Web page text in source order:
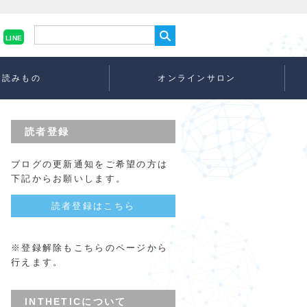
LINE
読みもの オンラインサロン
読者登録
ブログの更新通知をご希望の方は
下記からお願いします。
読者登録はこちら
※登録解除もこちらのページから
行えます。
INTHETICについて